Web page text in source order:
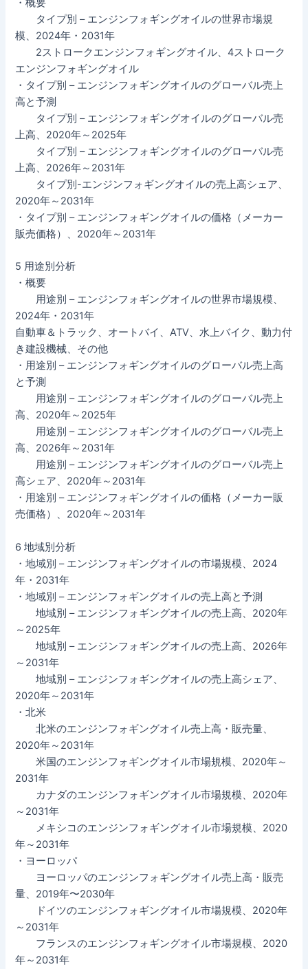
・概要
タイプ別 – エンジンフォギングオイルの世界市場規
模、2024年・2031年
2ストロークエンジンフォギングオイル、4ストローク
エンジンフォギングオイル
・タイプ別 – エンジンフォギングオイルのグローバル売上
高と予測
タイプ別 – エンジンフォギングオイルのグローバル売
上高、2020年～2025年
タイプ別 – エンジンフォギングオイルのグローバル売
上高、2026年～2031年
タイプ別-エンジンフォギングオイルの売上高シェア、
2020年～2031年
・タイプ別 – エンジンフォギングオイルの価格（メーカー
販売価格）、2020年～2031年
5 用途別分析
・概要
用途別 – エンジンフォギングオイルの世界市場規模、
2024年・2031年
自動車＆トラック、オートバイ、ATV、水上バイク、動力付
き建設機械、その他
・用途別 – エンジンフォギングオイルのグローバル売上高
と予測
用途別 – エンジンフォギングオイルのグローバル売上
高、2020年～2025年
用途別 – エンジンフォギングオイルのグローバル売上
高、2026年～2031年
用途別 – エンジンフォギングオイルのグローバル売上
高シェア、2020年～2031年
・用途別 – エンジンフォギングオイルの価格（メーカー販
売価格）、2020年～2031年
6 地域別分析
・地域別 – エンジンフォギングオイルの市場規模、2024
年・2031年
・地域別 – エンジンフォギングオイルの売上高と予測
地域別 – エンジンフォギングオイルの売上高、2020年
～2025年
地域別 – エンジンフォギングオイルの売上高、2026年
～2031年
地域別 – エンジンフォギングオイルの売上高シェア、
2020年～2031年
・北米
北米のエンジンフォギングオイル売上高・販売量、
2020年～2031年
米国のエンジンフォギングオイル市場規模、2020年～
2031年
カナダのエンジンフォギングオイル市場規模、2020年
～2031年
メキシコのエンジンフォギングオイル市場規模、2020
年～2031年
・ヨーロッパ
ヨーロッパのエンジンフォギングオイル売上高・販売
量、2019年〜2030年
ドイツのエンジンフォギングオイル市場規模、2020年
～2031年
フランスのエンジンフォギングオイル市場規模、2020
年～2031年